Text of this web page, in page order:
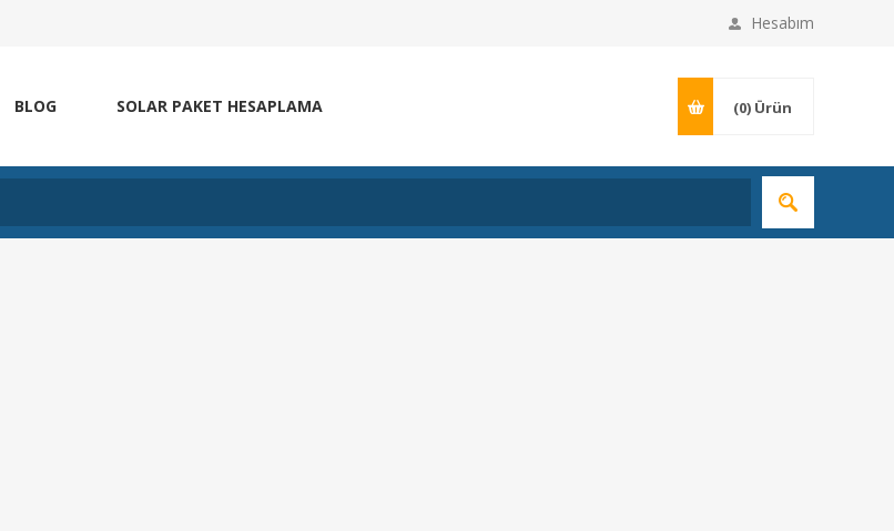
Hesabım
BLOG SOLAR PAKET HESAPLAMA (0) Ürün